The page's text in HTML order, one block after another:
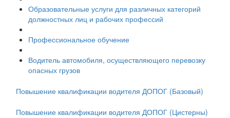
Образовательные услуги для различных категорий
должностных лиц и рабочих профессий
Профессиональное обучение
Водитель автомобиля, осуществляющего перевозку
опасных грузов
Повышение квалификации водителя ДОПОГ (Базовый)
Повышение квалификации водителя ДОПОГ (Цистерны)